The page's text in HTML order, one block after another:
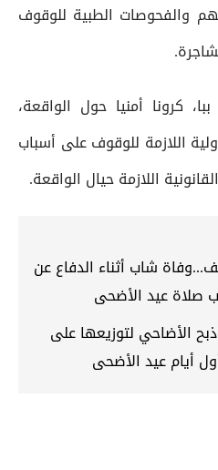
لهم والفحوصات الطبية للوقوف
كرونا أمنيا حول الواقعة،
اللازمة للوقوف على أسباب
اللازمة حيال الواقعة.
شاب أثناء الدفاع عن
صلاة عيد الأضحى
الأضاحي لتوزيعها على
أيام عيد الأضحى